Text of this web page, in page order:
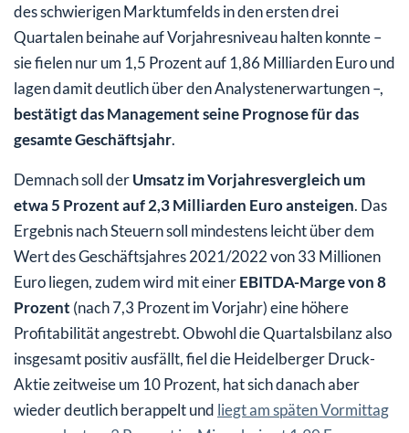
des schwierigen Marktumfelds in den ersten drei
Quartalen beinahe auf Vorjahresniveau halten konnte –
sie fielen nur um 1,5 Prozent auf 1,86 Milliarden Euro und
lagen damit deutlich über den Analystenerwartungen –,
bestätigt das Management seine Prognose für das
gesamte Geschäftsjahr.
Demnach soll derUmsatz im Vorjahresvergleich um
etwa 5 Prozent auf 2,3 Milliarden Euro ansteigen. Das
Ergebnis nach Steuern soll mindestens leicht über dem
Wert des Geschäftsjahres 2021/2022 von 33 Millionen
Euro liegen, zudem wird mit einerEBITDA-Marge von 8
Prozent (nach 7,3 Prozent im Vorjahr) eine höhere
Profitabilität angestrebt. Obwohl die Quartalsbilanz also
insgesamt positiv ausfällt, fiel die Heidelberger Druck-
Aktie zeitweise um 10 Prozent, hat sich danach aber
wieder deutlich berappelt und liegt am späten Vormittag